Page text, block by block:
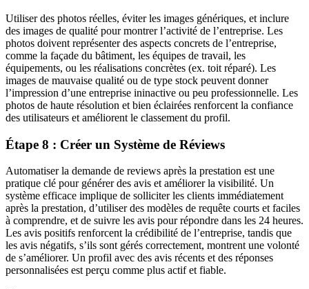
Utiliser des photos réelles, éviter les images génériques, et inclure
des images de qualité pour montrer l’activité de l’entreprise. Les
photos doivent représenter des aspects concrets de l’entreprise,
comme la façade du bâtiment, les équipes de travail, les
équipements, ou les réalisations concrètes (ex. toit réparé). Les
images de mauvaise qualité ou de type stock peuvent donner
l’impression d’une entreprise ininactive ou peu professionnelle. Les
photos de haute résolution et bien éclairées renforcent la confiance
des utilisateurs et améliorent le classement du profil.
Étape 8 : Créer un Système de Réviews
Automatiser la demande de reviews après la prestation est une
pratique clé pour générer des avis et améliorer la visibilité. Un
système efficace implique de solliciter les clients immédiatement
après la prestation, d’utiliser des modèles de requête courts et faciles
à comprendre, et de suivre les avis pour répondre dans les 24 heures.
Les avis positifs renforcent la crédibilité de l’entreprise, tandis que
les avis négatifs, s’ils sont gérés correctement, montrent une volonté
de s’améliorer. Un profil avec des avis récents et des réponses
personnalisées est perçu comme plus actif et fiable.